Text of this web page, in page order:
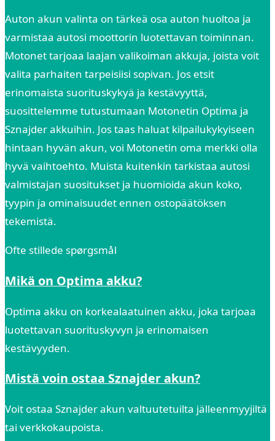
Auton akun valinta on tärkeä osa auton huoltoa ja
varmistaa autosi moottorin luotettavan toiminnan.
Motonet tarjoaa laajan valikoiman akkuja, joista voit
valita parhaiten tarpeisiisi sopivan. Jos etsit
erinomaista suorituskykyä ja kestävyyttä,
suosittelemme tutustumaan Motonetin Optima ja
Sznajder akkuihin. Jos taas haluat kilpailukykyiseen
hintaan hyvän akun, voi Motonetin oma merkki olla
hyvä vaihtoehto. Muista kuitenkin tarkistaa autosi
valmistajan suositukset ja huomioida akun koko,
tyypin ja ominaisuudet ennen ostopäätöksen
tekemistä.
Ofte stillede spørgsmål
Mikä on Optima akku?
Optima akku on korkealaatuinen akku, joka tarjoaa
luotettavan suorituskyvyn ja erinomaisen
kestävyyden.
Mistä voin ostaa Sznajder akun?
Voit ostaa Sznajder akun valtuutetuilta jälleenmyyjiltä
tai verkkokaupoista.